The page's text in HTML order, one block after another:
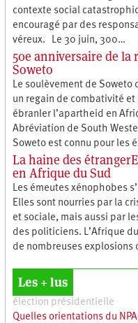
contexte social
encouragé par des
véreux. Le 30 juin, 300…
50e anniversaire de la
Soweto
Le soulèvement de Soweto
un regain de combativité et
ébranler l’apartheid en
Abréviation de South
Soweto est connu pour les
La haine des
en Afrique du Sud
Les émeutes xénophobes
Elles sont nourries par la
et sociale, mais aussi par
des politiciens. L’Afrique
de nombreuses explosions
Les + lus
élection présidentielle
Quelles orientations du